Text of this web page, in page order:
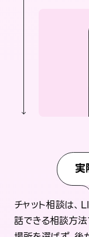
実
チャット相談は
話できる相談方法